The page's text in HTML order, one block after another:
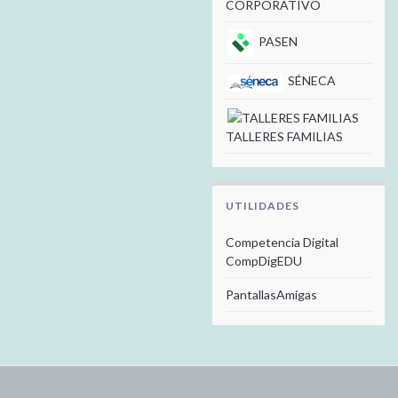
CORPORATIVO
PASEN
SÉNECA
TALLERES FAMILIAS
UTILIDADES
Competencia Digital
CompDigEDU
PantallasAmigas